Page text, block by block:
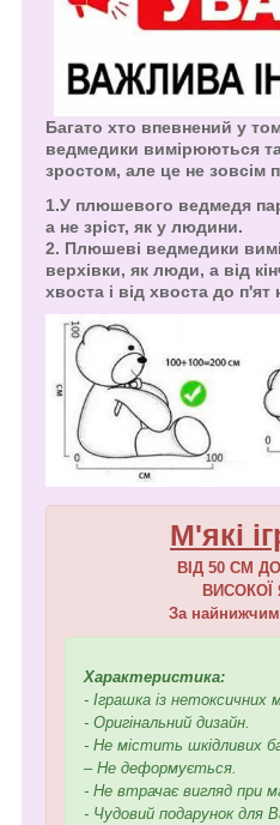
Багато хто впевнений у
ведмедики вимірюються
зростом, але це не зовсім
1.У плюшевого ведмедя
а не зріст, як у людини.
2. Плюшеві ведмедики
верхівки, як люди, а від
хвоста і від хвоста до п'ят
М'які
ВІД 50 СМ
ВИСОКОЇ
За
Характеристика:
- Іграшка із нетоксичних
- Оригінальний дизайн.
- Не містить шкідливих
– Не деформується.
- Не втрачає вигляд при
- Чудовий подарунок для